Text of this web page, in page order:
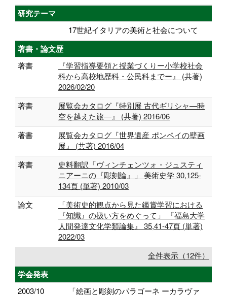
研究テーマ
17世紀イタリアの美術と社会について
著書・論文歴
著書
『学習指導要領と授業づくりー小学校社会
科から高校地歴科・公民科までー』 (共著)
2026/02/20
著書
展覧会カタログ『特別展 古代ギリシャ―時
空を越えた旅―』 (共著) 2016/06
著書
展覧会カタログ『世界遺産 ポンペイの壁画
展』 (共著) 2016/04
著書
史料翻訳「ヴィンチェンツォ・ジュスティ
ニアーニの『彫刻論』」 美術史学 30,125-
134頁 (単著) 2010/03
論文
「美術史的観点から見た鑑賞学習における
『知識』の扱い方をめぐって」 『福島大学
人間発達文化学類論集』 35,41-47頁 (単著)
2022/03
全件表示（12件）
学会発表
2003/10
「絵画と彫刻のパラゴーネ ーカラヴァ